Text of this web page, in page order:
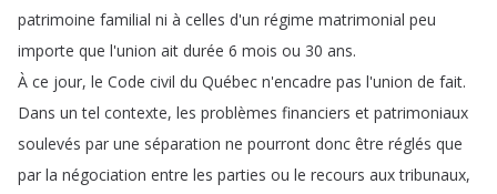
patrimoine familial ni à celles d'un régime matrimonial peu
importe que l'union ait durée 6 mois ou 30 ans.
À ce jour, le Code civil du Québec n'encadre pas l'union de fait.
Dans un tel contexte, les problèmes financiers et patrimoniaux
soulevés par une séparation ne pourront donc être réglés que
par la négociation entre les parties ou le recours aux tribunaux,